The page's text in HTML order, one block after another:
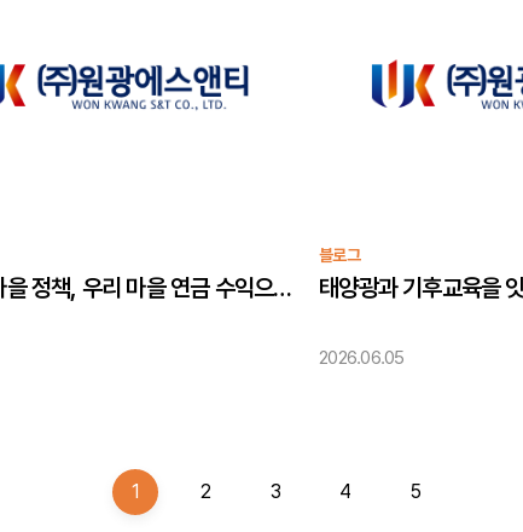
햇빛소득마을 정책, 우리 마을 연금 수익으로 만드는 방법
블로그
2026.06.05
1 2 3 4 5